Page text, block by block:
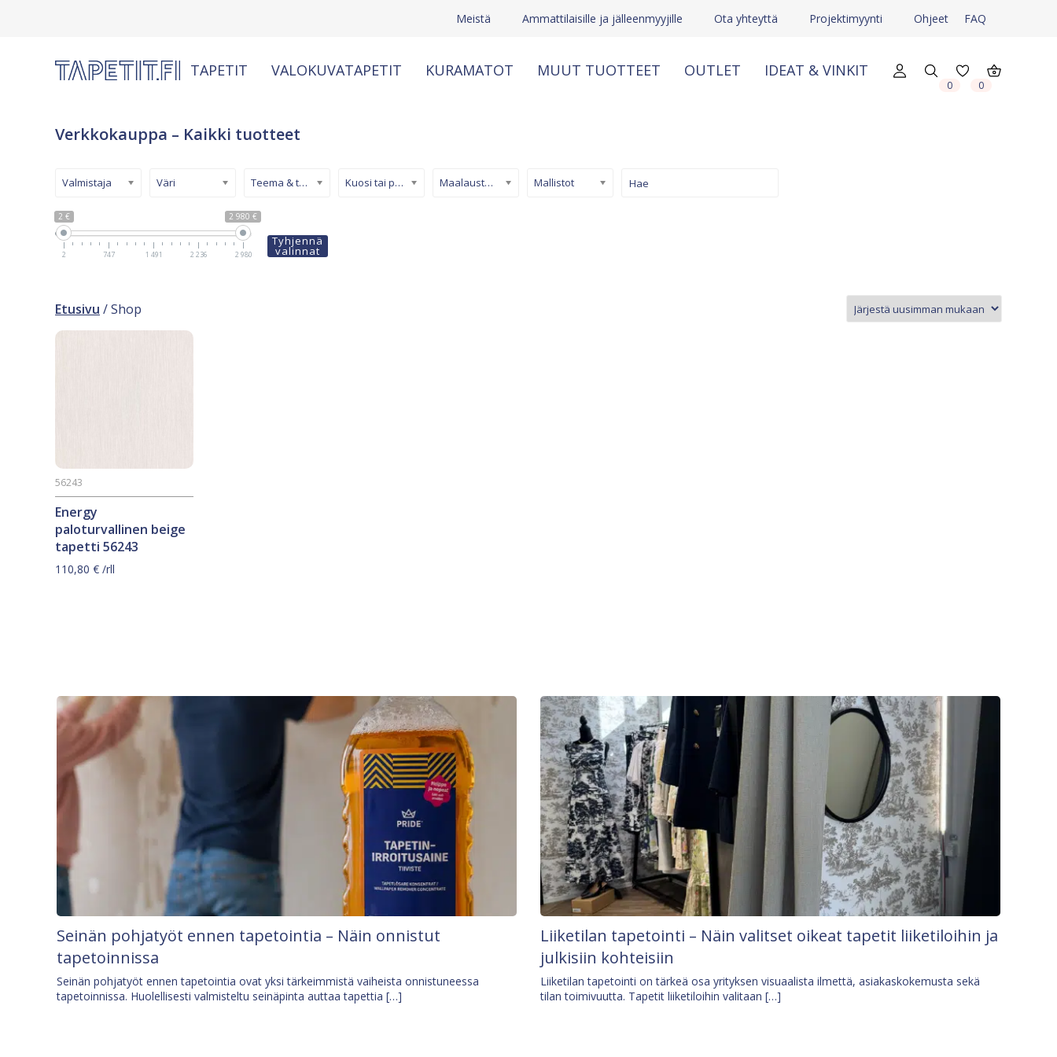
Meistä Ammattilaisille ja jälleenmyyjille Ota yhteyttä Projektimyynti Ohjeet FAQ
TAPETIT VALOKUVATAPETIT KURAMATOT MUUT TUOTTEET OUTLET IDEAT & VINKIT
0 0
Verkkokauppa – Kaikki tuotteet
2 € 2 980 €
2 747 1 491 2 236 2 980
Valmistaja Väri Teema & tyyli Kuosi tai pinta Maalaustapetti Mallistot
Tyhjennä
valinnat
Etusivu / Shop
Energy
paloturvallinen beige
tapetti 56243
56243
110,80 € /rll
Seinän pohjatyöt ennen tapetointia – Näin onnistut
tapetoinnissa
Seinän pohjatyöt ennen tapetointia ovat yksi tärkeimmistä vaiheista onnistuneessa
tapetoinnissa. Huolellisesti valmisteltu seinäpinta auttaa tapettia […]
Liiketilan tapetointi – Näin valitset oikeat tapetit liiketiloihin ja
julkisiin kohteisiin
Liiketilan tapetointi on tärkeä osa yrityksen visuaalista ilmettä, asiakaskokemusta sekä
tilan toimivuutta. Tapetit liiketiloihin valitaan […]